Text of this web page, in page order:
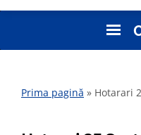
Prima pagină » Hotarari